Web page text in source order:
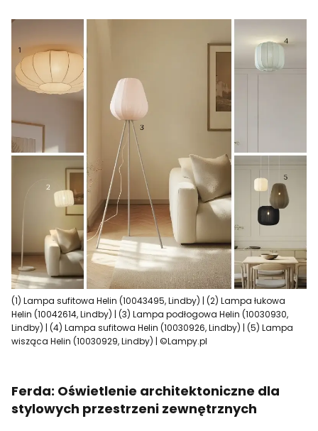
(1) Lampa sufitowa Helin (10043495, Lindby) | (2) Lampa łukowa
Helin (10042614, Lindby) | (3) Lampa podłogowa Helin (10030930,
Lindby) | (4) Lampa sufitowa Helin (10030926, Lindby) | (5) Lampa
wisząca Helin (10030929, Lindby) | ©Lampy.pl
Ferda: Oświetlenie architektoniczne dla
stylowych przestrzeni zewnętrznych